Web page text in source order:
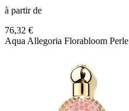
à partir de
76,32 €
Aqua Allegoria Florabloom Perle